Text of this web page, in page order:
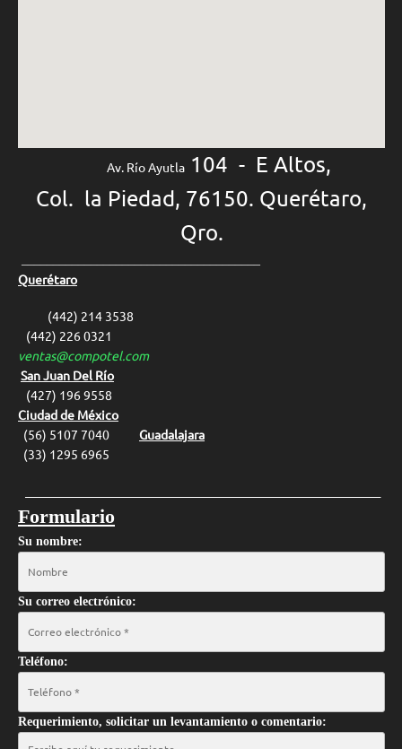
Av. Río Ayutla 104 - E Altos,
Col. la Piedad, 76150. Querétaro,
Qro.
Querétaro
(442) 214 3538
(442) 226 0321
ventas@compotel.com
San Juan Del Río
(427) 196 9558
Ciudad de México
(56) 5107 7040
Guadalajara
(33) 1295 6965
Formulario
Su nombre:
Su correo electrónico:
Teléfono:
Requerimiento, solicitar un levantamiento o comentario: